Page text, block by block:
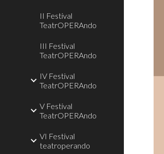
II Festival
TeatrOPERAndo
III Festival
TeatrOPERAndo
IV Festival
TeatrOPERAndo
V Festival
TeatrOPERAndo
VI Festival
teatroperando